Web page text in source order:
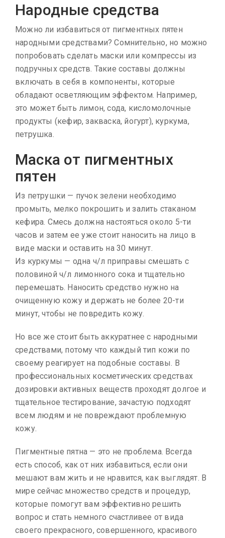
Народные средства
Можно ли избавиться от пигментных пятен
народными средствами? Сомнительно, но можно
попробовать сделать маски или компрессы из
подручных средств. Такие составы должны
включать в себя в компоненты, которые
обладают осветляющим эффектом. Например,
это может быть лимон, сода, кисломолочные
продукты (кефир, закваска, йогурт), куркума,
петрушка.
Маска от пигментных
пятен
Из петрушки — пучок зелени необходимо
промыть, мелко покрошить и залить стаканом
кефира. Смесь должна настояться около 5-ти
часов и затем ее уже стоит наносить на лицо в
виде маски и оставить на 30 минут.
Из куркумы — одна ч/л приправы смешать с
половиной ч/л лимонного сока и тщательно
перемешать. Наносить средство нужно на
очищенную кожу и держать не более 20-ти
минут, чтобы не повредить кожу.
Но все же стоит быть аккуратнее с народными
средствами, потому что каждый тип кожи по
своему реагирует на подобные составы. В
профессиональных косметических средствах
дозировки активных веществ проходят долгое и
тщательное тестирование, зачастую подходят
всем людям и не повреждают проблемную
кожу.
Пигментные пятна — это не проблема. Всегда
есть способ, как от них избавиться, если они
мешают вам жить и не нравится, как выглядят. В
мире сейчас множество средств и процедур,
которые помогут вам эффективно решить
вопрос и стать немного счастливее от вида
своего прекрасного, совершенного, красивого